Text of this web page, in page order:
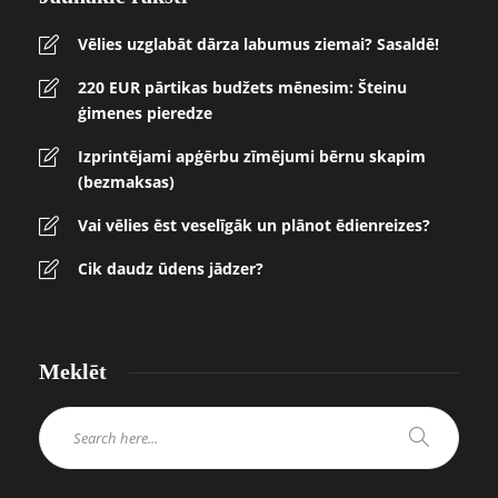
Vēlies uzglabāt dārza labumus ziemai? Sasaldē!
220 EUR pārtikas budžets mēnesim: Šteinu
ģimenes pieredze
Izprintējami apģērbu zīmējumi bērnu skapim
(bezmaksas)
Vai vēlies ēst veselīgāk un plānot ēdienreizes?
Cik daudz ūdens jādzer?
Meklēt